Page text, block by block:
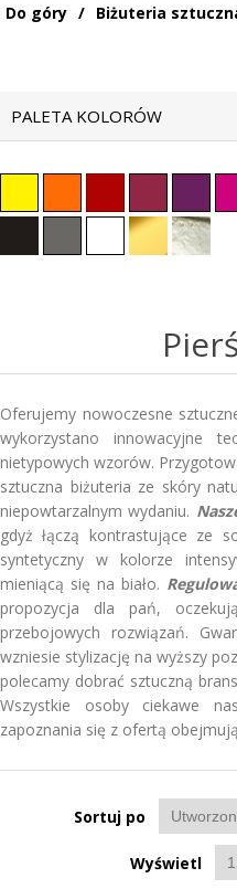
Do góry / Biżuteria
PALETA KOLORÓW
Oferujemy nowoczesne
wykorzystano innowacyjne
nietypowych wzorów.
sztuczna biżuteria ze skóry
niepowtarzalnym wydaniu.
gdyż łączą kontrastujące ze
syntetyczny w kolorze
mieniącą się na biało.
propozycja dla pań,
przebojowych rozwiązań.
wzniesie stylizację na wyższy
polecamy dobrać sztuczną
Wszystkie osoby ciekawe
zapoznania się z ofertą
Sortuj po
Wyświetl